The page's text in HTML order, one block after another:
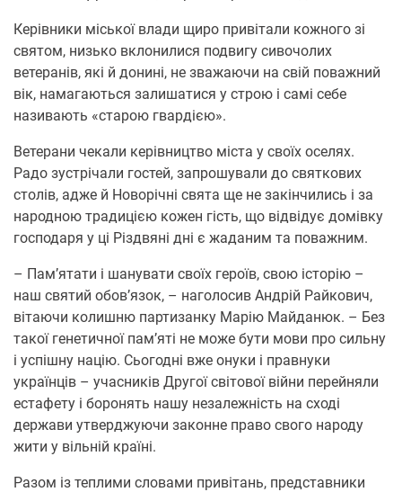
Керівники міської влади щиро привітали кожного зі
святом, низько вклонилися подвигу сивочолих
ветеранів, які й донині, не зважаючи на свій поважний
вік, намагаються залишатися у строю і самі себе
називають «старою гвардією».
Ветерани чекали керівництво міста у своїх оселях.
Радо зустрічали гостей, запрошували до святкових
столів, адже й Новорічні свята ще не закінчились і за
народною традицією кожен гість, що відвідує домівку
господаря у ці Різдвяні дні є жаданим та поважним.
– Пам’ятати і шанувати своїх героїв, свою історію –
наш святий обов’язок, – наголосив Андрій Райкович,
вітаючи колишню партизанку Марію Майданюк. – Без
такої генетичної пам’яті не може бути мови про сильну
і успішну націю. Сьогодні вже онуки і правнуки
українців – учасників Другої світової війни перейняли
естафету і боронять нашу незалежність на сході
держави утверджуючи законне право свого народу
жити у вільній країні.
Разом із теплими словами привітань, представники